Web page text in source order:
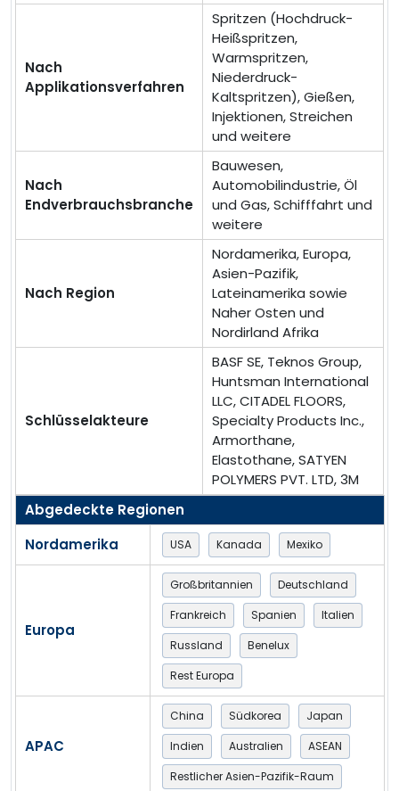
Nach
Applikationsverfahren
Spritzen (Hochdruck-
Heißspritzen,
Warmspritzen,
Niederdruck-
Kaltspritzen), Gießen,
Injektionen, Streichen
und weitere
Nach
Endverbrauchsbranche
Bauwesen,
Automobilindustrie, Öl
und Gas, Schifffahrt und
weitere
Nach Region
Nordamerika, Europa,
Asien-Pazifik,
Lateinamerika sowie
Naher Osten und
Nordirland Afrika
Schlüsselakteure
BASF SE, Teknos Group,
Huntsman International
LLC, CITADEL FLOORS,
Specialty Products Inc.,
Armorthane,
Elastothane, SATYEN
POLYMERS PVT. LTD, 3M
Abgedeckte Regionen
Nordamerika
USA Kanada Mexiko
Europa
Großbritannien
Deutschland
Frankreich
Spanien
Italien
Russland
Benelux
Rest Europa
APAC
China Südkorea
Japan
Indien
Australien
ASEAN
Restlicher Asien-Pazifik-Raum